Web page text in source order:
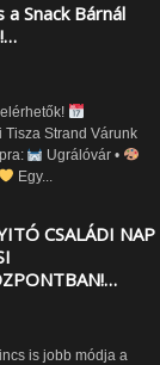
a Snack Bárnál
Tisza Strand Várunk
Ugrálóvár •
Egy...
CSALÁDI NAP
is jobb módja a